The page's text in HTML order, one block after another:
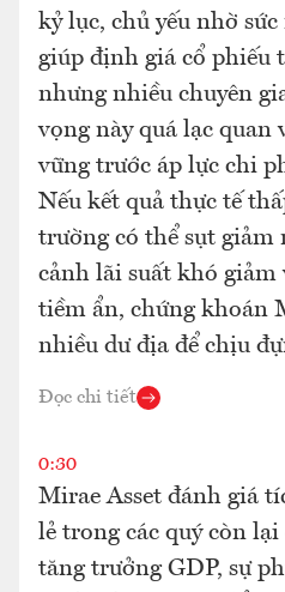
kỷ lục, chủ yếu nhờ
giúp định giá cổ phiếu
nhưng nhiều chuyên
vọng này quá lạc quan
vững trước áp lực chi
Nếu kết quả thực tế
trường có thể sụt giảm
cảnh lãi suất khó
tiềm ẩn, chứng khoán
nhiều dư địa để chịu
Đọc chi tiết
0:30
Mirae Asset đánh giá
lẻ trong các quý còn
tăng trưởng GDP, sự